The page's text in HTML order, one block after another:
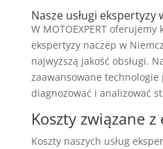
Nasze usługi ekspertyzy
W MOTOEXPERT oferujemy
ekspertyzy naczep w
najwyższą jakość obsługi.
zaawansowane technologie
diagnozować i analizować
Koszty związane z
Koszty naszych usług